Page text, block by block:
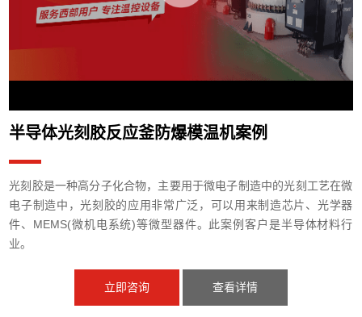
半导体光刻胶反应釜防爆模温机案例
光刻胶是一种高分子化合物，主要用于微电子制造中的光刻工艺在微
电子制造中，光刻胶的应用非常广泛，可以用来制造芯片、光学器
件、MEMS(微机电系统)等微型器件。此案例客户是半导体材料行
业。
立即咨询 查看详情